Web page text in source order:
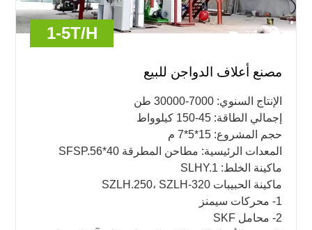
1-5T/H
مصنع أعلاف الدواجن للبيع
الإنتاج السنوي: 7000-30000 طن
إجمالي الطاقة: 45-150 كيلوواط
حجم المشروع: 15*5*7 م
المعدات الرئيسية: مطاحن المطرقة SFSP.56*40
ماكينة الخلط: SLHY.1
ماكينة الحبيبات SZLH.250، SZLH-320
1- محركات سيمنز
2- محامل SKF